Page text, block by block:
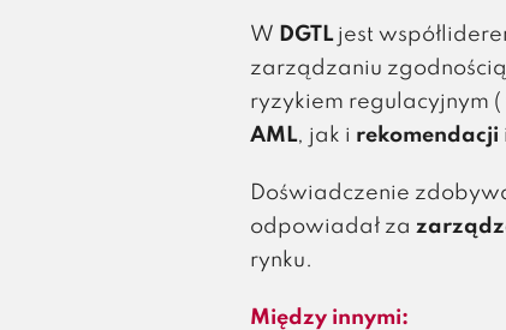
W DGTL jest
zarządzaniu
ryzykiem regulacyjnym
AML, jak i rekomendacji
Doświadczenie
odpowiadał za
rynku.
Między innymi: